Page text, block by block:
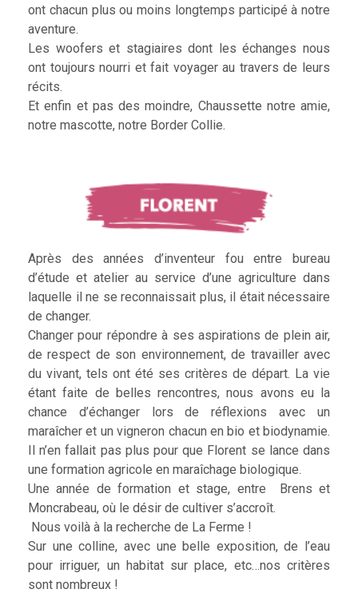
ont chacun plus ou moins longtemps participé à notre
aventure.
Les woofers et stagiaires dont les échanges nous
ont toujours nourri et fait voyager au travers de leurs
récits.
Et enfin et pas des moindre, Chaussette notre amie,
notre mascotte, notre Border Collie.
Après des années d’inventeur fou entre bureau
d’étude et atelier au service d’une agriculture dans
laquelle il ne se reconnaissait plus, il était nécessaire
de changer.
Changer pour répondre à ses aspirations de plein air,
de respect de son environnement, de travailler avec
du vivant, tels ont été ses critères de départ. La vie
étant faite de belles rencontres, nous avons eu la
chance d’échanger lors de réflexions avec un
maraîcher et un vigneron chacun en bio et biodynamie.
Il n’en fallait pas plus pour que Florent se lance dans
une formation agricole en maraîchage biologique.
Une année de formation et stage, entre Brens et
Moncrabeau, où le désir de cultiver s’accroît.
Nous voilà à la recherche de La Ferme !
Sur une colline, avec une belle exposition, de l’eau
pour irriguer, un habitat sur place, etc…nos critères
sont nombreux !